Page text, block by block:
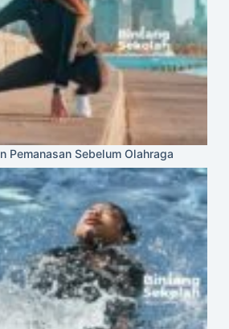
Pemanasan Sebelum Olahraga